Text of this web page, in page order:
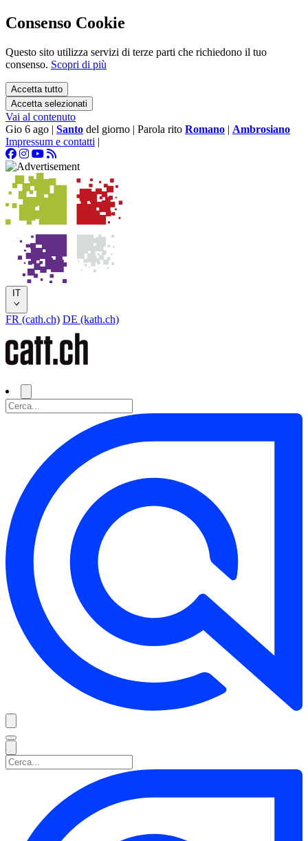
Consenso Cookie
Questo sito utilizza servizi di terze parti che richiedono il tuo
consenso. Scopri di più
Accetta tutto
Accetta selezionati
Vai al contenuto
Gio 6 ago | Santo del giorno | Parola rito Romano | Ambrosiano
Impressum e contatti |
IT
FR (cath.ch) DE (kath.ch)